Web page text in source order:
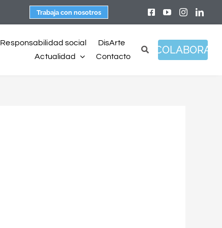
Trabaja con nosotros
Responsabilidad social
DisArte
Actualidad
Contacto
COLABORA